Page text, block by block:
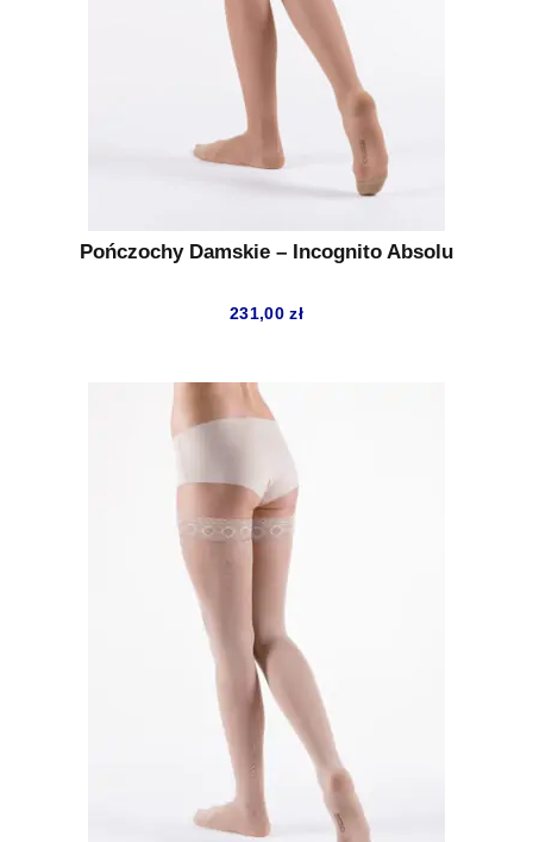
Pończochy Damskie – Incognito Absolu
231,00zł